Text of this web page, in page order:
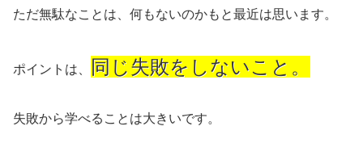
ただ無駄なことは、何もないのかもと最近は思います。
ポイントは、 同じ失敗をしないこと。
失敗から学べることは大きいです。